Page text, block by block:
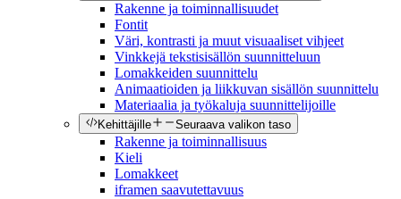
Rakenne ja toiminnallisuudet
Fontit
Väri, kontrasti ja muut visuaaliset vihjeet
Vinkkejä tekstisisällön suunnitteluun
Lomakkeiden suunnittelu
Animaatioiden ja liikkuvan sisällön suunnittelu
Materiaalia ja työkaluja suunnittelijoille
Kehittäjille Seuraava valikon taso
Rakenne ja toiminnallisuus
Kieli
Lomakkeet
iframen saavutettavuus